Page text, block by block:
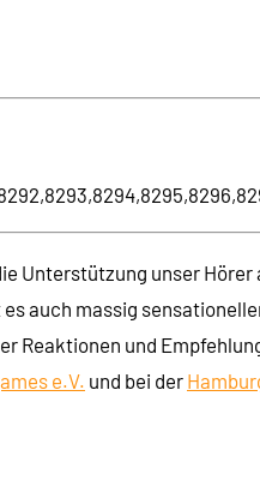
Unterstützung unser
auch massig
Reaktionen und
e.V. und bei der